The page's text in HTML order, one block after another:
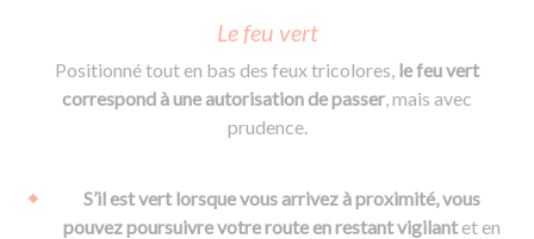
Le feu vert
Positionné tout en bas des feux tricolores, le feu vert
correspond à une autorisation de passer, mais avec
prudence.
S’il est vert lorsque vous arrivez à proximité, vous
pouvez poursuivre votre route en restant vigilantet en